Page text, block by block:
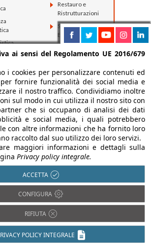
acustico
Restauro e
Ristrutturazioni
Sostenibilità e
Bioedilizia
ai sensi del Regolamento UE 2016/679
i cookies per personalizzare contenuti ed
fornire funzionalità dei social media e
il nostro traffico. Condividiamo inoltre
sul modo in cui utilizza il nostro sito con
che si occupano di analisi dei dati
e social media, i quali potrebbero
con altre informazioni che ha fornito loro
raccolto dal suo utilizzo dei loro servizi.
maggiori informazioni e dettagli sulla
Privacy policy integrale.
ACCETTA
CONFIGURA
RIFIUTA
POLICY INTEGRALE